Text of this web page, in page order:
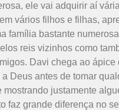
ele vai adquirir aí
vários filhos e filhas,
família bastante
reis vizinhos como
Davi chega ao ápice
Deus antes de tomar
mostrando justamente
faz grande diferença no